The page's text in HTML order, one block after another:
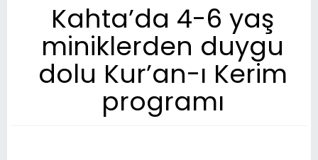
Kahta’da 4-6 yaş
miniklerden duygu
dolu Kur’an-ı Kerim
programı